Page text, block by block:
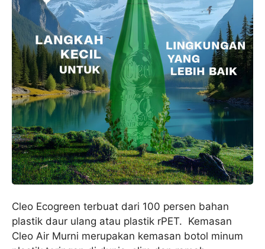
Cleo Ecogreen terbuat dari 100 persen bahan
plastik daur ulang atau plastik rPET. Kemasan
Cleo Air Murni merupakan kemasan botol minum